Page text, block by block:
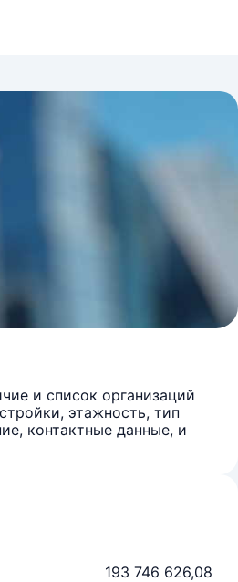
и список организаций
этажность, тип
контактные данные, и
193 746 626,08